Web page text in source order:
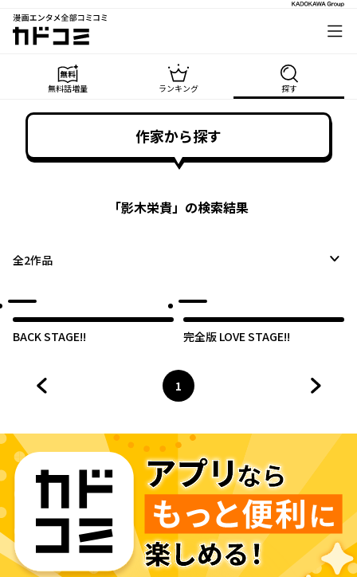
漫画エンタメ全部コミコミ
カドコミ
無料話増量 ランキング 探す
作家から探す
「影木栄貴」の検索結果
全2作品
BACK STAGE!! 完全版 LOVE STAGE!!
ページ
1
へ